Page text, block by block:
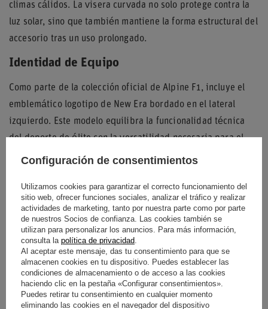
climas cálidos. La visera curvada no solo protege contra la
luz solar, sino que también mantiene la forma estructural del
accesorio tras un uso prolongado.
Identidad de Equipo
Como parte de la colección oficial de Alpine F1, incluye el
emblemático logotipo de New Era bordado en el lateral
izquierdo. Este modelo equilibra la funcionalidad técnica
del deporte de élite con la versatilidad necesaria para el
vestuario diario de cualquier aficionado.
Entidad responsable de
este producto en la UE
New Era Cap
Company
Seguir leyendo
Condición Nuevo
Género Masculino
Categoría Gorras de beisbol
Configuración de consentimientos
Utilizamos cookies para garantizar el correcto funcionamiento del
sitio web, ofrecer funciones sociales, analizar el tráfico y realizar
actividades de marketing, tanto por nuestra parte como por parte
de nuestros Socios de confianza. Las cookies también se
utilizan para personalizar los anuncios. Para más información,
consulta la política de privacidad
Al aceptar este mensaje, das tu consentimiento para que se
almacenen cookies en tu dispositivo. Puedes establecer las
condiciones de almacenamiento o de acceso a las cookies
haciendo clic en la pestaña «Configurar consentimientos».
Puedes retirar tu consentimiento en cualquier momento
eliminando las cookies en el navegador del dispositivo